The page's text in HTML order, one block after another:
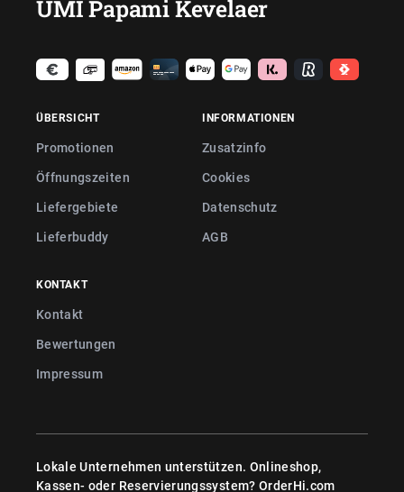
UMI Papami Kevelaer
ÜBERSICHT
Promotionen
Öffnungszeiten
Liefergebiete
Lieferbuddy
INFORMATIONEN
Zusatzinfo
Cookies
Datenschutz
AGB
KONTAKT
Kontakt
Bewertungen
Impressum
Lokale Unternehmen unterstützen. Onlineshop,
Kassen- oder Reservierungssystem? OrderHi.com